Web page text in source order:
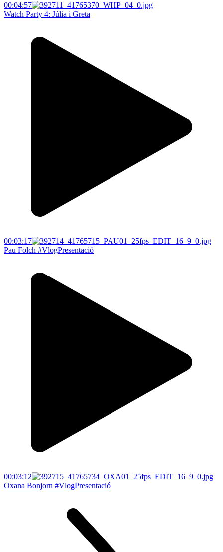
00:04:57
Watch Party 4: Júlia i Greta
00:03:17
Pau Folch #VlogPresentació
00:03:12
Oxana Bonjorn #VlogPresentació